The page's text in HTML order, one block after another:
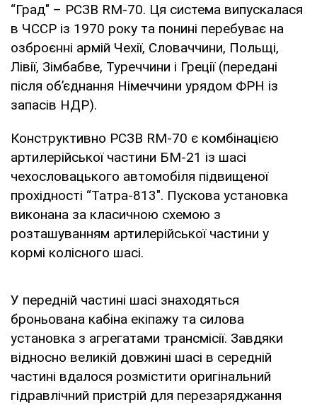
“Град" – РСЗВ RM-70. Ця система випускалася
в ЧССР із 1970 року та понині перебуває на
озброєнні армій Чехії, Словаччини, Польщі,
Лівії, Зімбабве, Туреччини і Греції (передані
після об’єднання Німеччини урядом ФРН із
запасів НДР).
Конструктивно РСЗВ RM-70 є комбінацією
артилерійської частини БМ-21 із шасі
чехословацького автомобіля підвищеної
прохідності “Татра-813". Пускова установка
виконана за класичною схемою з
розташуванням артилерійської частини у
кормі колісного шасі.
У передній частині шасі знаходяться
броньована кабіна екіпажу та силова
установка з агрегатами трансмісії. Завдяки
відносно великій довжині шасі в середній
частині вдалося розмістити оригінальний
гідравлічний пристрій для перезаряджання